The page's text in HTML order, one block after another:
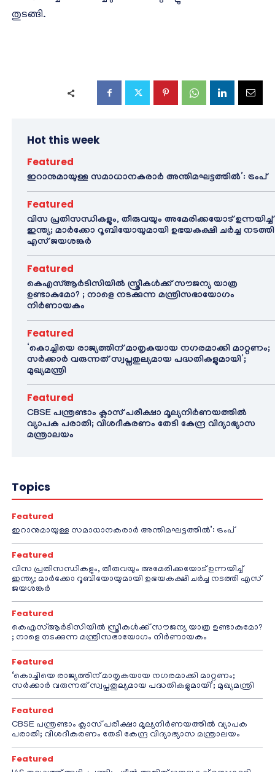
തുടങ്ങി.
Hot this week
Featured
ഇറാനുമായുള്ള സമാധാനകരാർ അന്തിമഘട്ടത്തിൽ‌’: ട്രംപ്
Featured
വിസ പ്രതിസന്ധികളും, തീരുവയും അമേരിക്കയോട് ഉന്നയിച്ച്
ഇന്ത്യ; മാർക്കോ റൂബിയോയുമായി ഉഭയകക്ഷി ചർച്ച നടത്തി
എസ് ജയശങ്കർ
Featured
കെഎസ്ആർടിസിയിൽ സ്ത്രീകൾക്ക് സൗജന്യ യാത്ര
ഉണ്ടാകുമോ? ; നാളെ നടക്കുന്ന മന്ത്രിസഭായോഗം
നിർണായകം
Featured
‘കൊച്ചിയെ രാജ്യത്തിന് മാതൃകയായ നഗരമാക്കി മാറ്റണം;
സർക്കാർ വരുന്നത് സ്വപ്നതുല്യമായ പദ്ധതികളുമായി’;
മുഖ്യമന്ത്രി
Featured
CBSE പന്ത്രണ്ടാം ക്ലാസ് പരീക്ഷാ മൂല്യനിർണയത്തിൽ
വ്യാപക പരാതി; വിശദീകരണം തേടി കേന്ദ്ര വിദ്യാഭ്യാസ
മന്ത്രാലയം
Topics
Featured
ഇറാനുമായുള്ള സമാധാനകരാർ അന്തിമഘട്ടത്തിൽ‌’: ട്രംപ്
Featured
വിസ പ്രതിസന്ധികളും, തീരുവയും അമേരിക്കയോട് ഉന്നയിച്ച്
ഇന്ത്യ; മാർക്കോ റൂബിയോയുമായി ഉഭയകക്ഷി ചർച്ച നടത്തി എസ്
ജയശങ്കർ
Featured
കെഎസ്ആർടിസിയിൽ സ്ത്രീകൾക്ക് സൗജന്യ യാത്ര ഉണ്ടാകുമോ?
; നാളെ നടക്കുന്ന മന്ത്രിസഭായോഗം നിർണായകം
Featured
‘കൊച്ചിയെ രാജ്യത്തിന് മാതൃകയായ നഗരമാക്കി മാറ്റണം;
സർക്കാർ വരുന്നത് സ്വപ്നതുല്യമായ പദ്ധതികളുമായി’; മുഖ്യമന്ത്രി
Featured
CBSE പന്ത്രണ്ടാം ക്ലാസ് പരീക്ഷാ മൂല്യനിർണയത്തിൽ വ്യാപക
പരാതി; വിശദീകരണം തേടി കേന്ദ്ര വിദ്യാഭ്യാസ മന്ത്രാലയം
Featured